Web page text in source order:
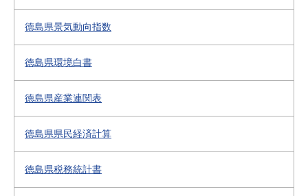
徳島県景気動向指数
徳島県環境白書
徳島県産業連関表
徳島県県民経済計算
徳島県税務統計書